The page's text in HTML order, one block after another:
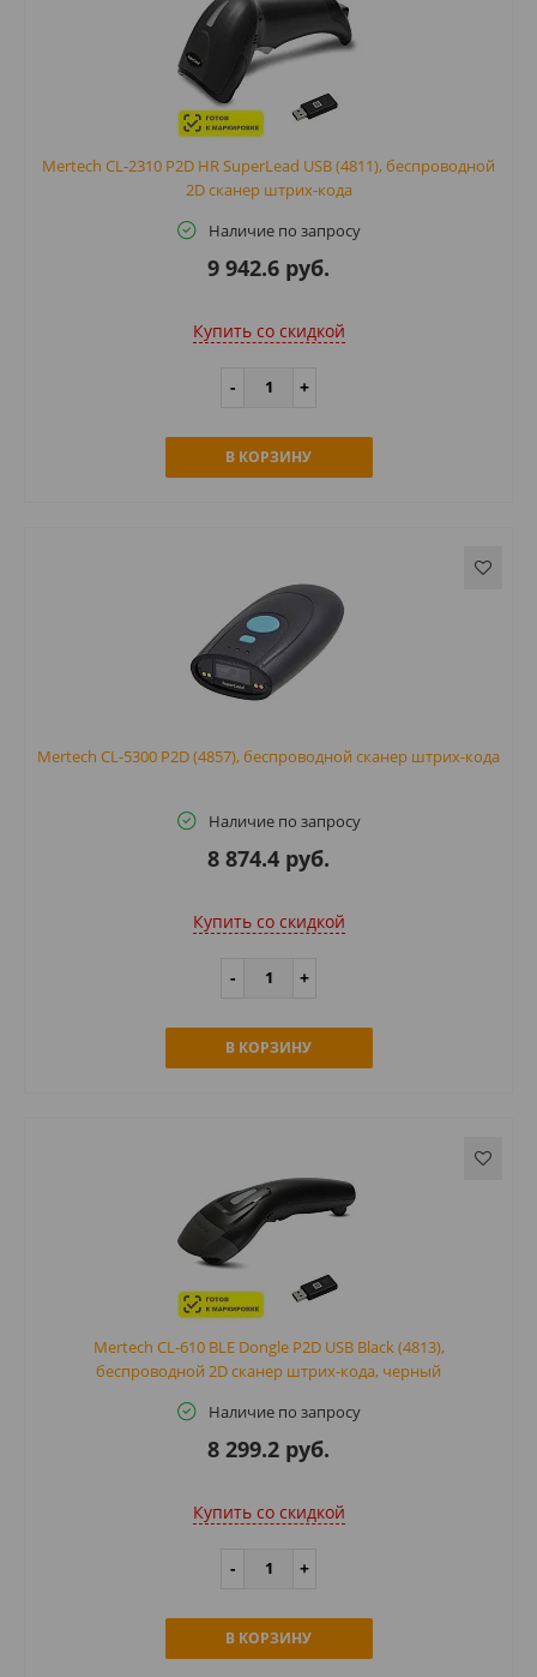
Mertech CL-2310 P2D HR SuperLead USB (4811), беспроводной
2D сканер штрих-кода
Наличие по запросу
9 942.6 руб.
Купить cо скидкой
В КОРЗИНУ
Mertech CL-5300 P2D (4857), беспроводной сканер штрих-кода
Наличие по запросу
8 874.4 руб.
Купить cо скидкой
В КОРЗИНУ
Mertech CL-610 BLE Dongle P2D USB Black (4813),
беспроводной 2D сканер штрих-кода, черный
Наличие по запросу
8 299.2 руб.
Купить cо скидкой
В КОРЗИНУ